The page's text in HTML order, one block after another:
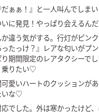
ぁぁ！』と一人叫んでしまい
に発見！やっぱり会えるんだ
か違う気がする。行灯がピン
たっけ？』レアな匂いがプ
り期間限定のレアタクシーで
乗りたい♡
愛いハートのクッションが
いな♡
でした。外は寒かったけど、